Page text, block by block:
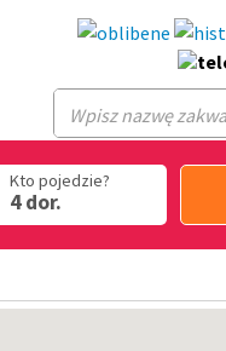
Kto pojedzie?
4 dor.